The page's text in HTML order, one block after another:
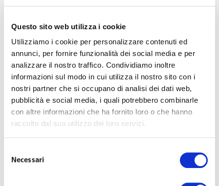
Questo sito web utilizza i cookie
Utilizziamo i cookie per personalizzare contenuti ed
annunci, per fornire funzionalità dei social media e per
analizzare il nostro traffico. Condividiamo inoltre
informazioni sul modo in cui utilizza il nostro sito con i
nostri partner che si occupano di analisi dei dati web,
pubblicità e social media, i quali potrebbero combinarle
con altre informazioni che ha fornito loro o che hanno
raccolto dal suo utilizzo dei loro servizi.
delNecessari
chel’iniziativa economica privata, che non deve
persona umana,deve essere libera: talelibertà va
esercitata nei limiti stabiliti dal legislatore al quale
non può sostituirsi il giudice,che non ha il potere di
sindacare le scelte imprenditoriali nei profili di congruità
e opportunità. Diversamente, esigere la sussistenza di una
situazione economica sfavorevole per rendere legittimo il
licenziamento per giustificato motivo oggettivo significa
legale astratta disegnata dall’art. 3 della L. 604/1966 un
elemento fattuale non previsto dal legislatore dando